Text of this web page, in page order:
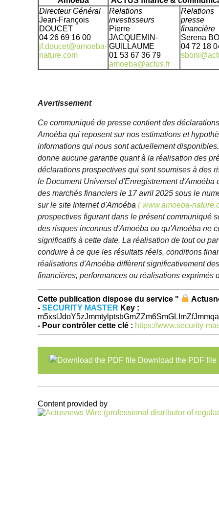
Directeur Général
Jean-François
DOUCET
04 26 69 16 00
jf.doucet@amoeba-
nature.com
Relations
investisseurs
Pierre
JACQUEMIN-
GUILLAUME
01 53 67 36 79
amoeba@actus.fr
Relations
presse
financière
Serena
04 72 18
Avertissement
Ce communiqué de presse contient des
Amoéba qui reposent sur nos estimations et
informations qui nous sont actuellement
donne aucune garantie quant à la réalisation des
déclarations prospectives qui sont soumises à des
le Document Universel d'Enregistrement d'Amoéba
des marchés financiers le 17 avril 2025 sous le
sur le site Internet d'Amoéba( www.amoeba-
prospectives figurant dans le présent communiqué
des risques inconnus d'Amoéba ou qu'Amoéba ne
significatifs à cette date. La réalisation de tout ou
conduire à ce que les résultats réels, conditions
réalisations d'Amoéba diffèrent significativement
financières, performances ou réalisations exprimés
Cette publication dispose du service "
-SECURITY MASTER Key :
- Pour contrôler cette clé : https://www.security-
Download the PDF file
Content provided by